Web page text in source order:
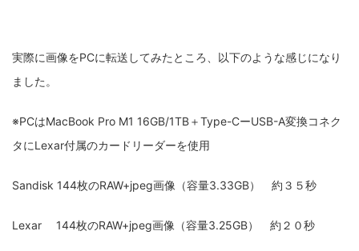
実際に画像をPCに転送してみたところ、以下のような感じになり
ました。
※PCはMacBook Pro M1 16GB/1TB＋Type-CーUSB-A変換コネク
タにLexar付属のカードリーダーを使用
Sandisk 144枚のRAW+jpeg画像（容量3.33GB） 約３５秒
Lexar 144枚のRAW+jpeg画像（容量3.25GB） 約２０秒